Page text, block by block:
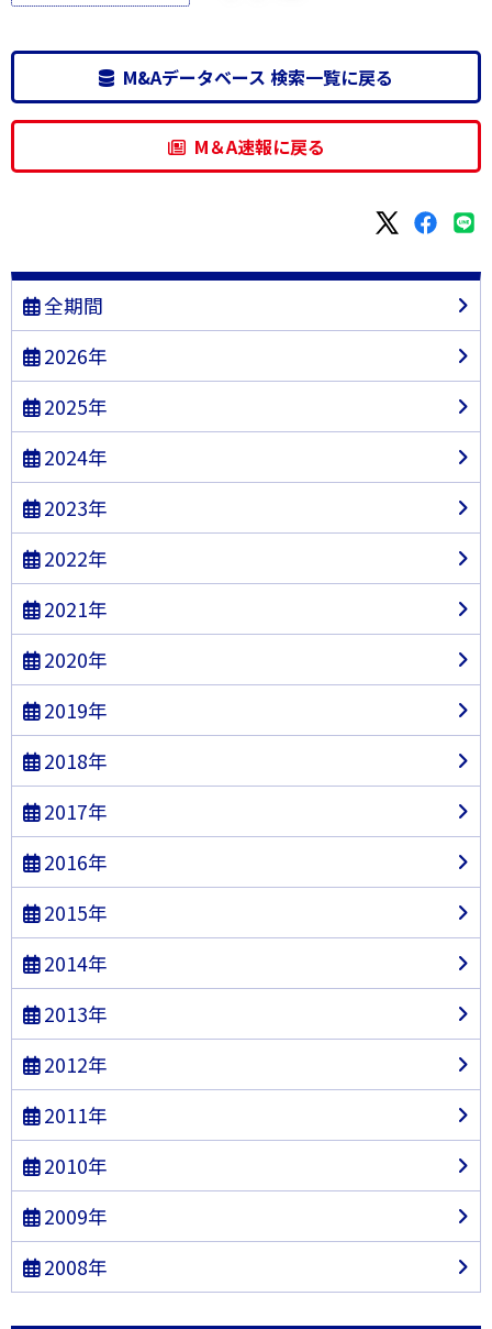
M&Aデータベース 検索一覧に戻る
M＆A速報に戻る
全期間
2026年
2025年
2024年
2023年
2022年
2021年
2020年
2019年
2018年
2017年
2016年
2015年
2014年
2013年
2012年
2011年
2010年
2009年
2008年